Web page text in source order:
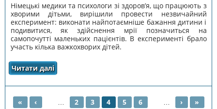
Німецькі медики та психологи зі здоров’я, що працюють з
хворими дітьми, вирішили провести незвичайний
експеримент: виконати найпотаємніше бажання дитини і
подивитися, як здійснення мрії позначиться на
самопочутті маленьких пацієнтів. В експерименті брало
участь кілька важкохворих дітей.
Читати далі
« ‹ … 2 3 4 5 6 … › »